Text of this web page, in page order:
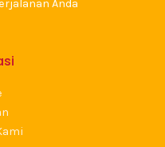
Anda